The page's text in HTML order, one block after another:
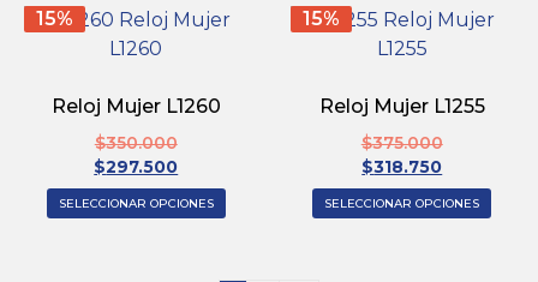
15%
Reloj Mujer L1260
$350.000
$297.500
SELECCIONAR OPCIONES
15%
Reloj Mujer L1255
$375.000
$318.750
SELECCIONAR OPCIONES